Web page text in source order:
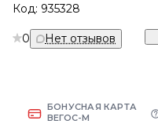
Код: 935328
0 Нет отзывов
БОНУСНАЯ КАРТА
ВЕГОС-М